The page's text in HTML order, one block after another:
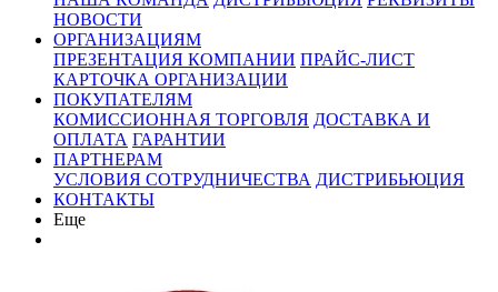
НОВОСТИ
ОРГАНИЗАЦИЯМ
ПРЕЗЕНТАЦИЯ КОМПАНИИ ПРАЙС-ЛИСТ
КАРТОЧКА ОРГАНИЗАЦИИ
ПОКУПАТЕЛЯМ
КОМИССИОННАЯ ТОРГОВЛЯ ДОСТАВКА И
ОПЛАТА ГАРАНТИИ
ПАРТНЕРАМ
УСЛОВИЯ СОТРУДНИЧЕСТВА ДИСТРИБЬЮЦИЯ
КОНТАКТЫ
Еще